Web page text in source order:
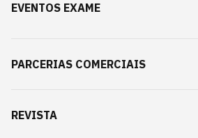
EVENTOS EXAME
PARCERIAS COMERCIAIS
REVISTA